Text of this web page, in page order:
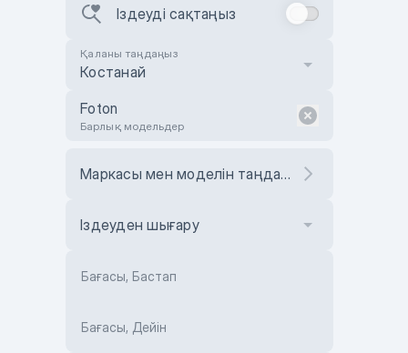
Іздеуді сақтаңыз
Қаланы таңдаңыз
Костанай
Foton
Барлық модельдер
Маркасы мен моделін таңдаңыз
Іздеуден шығару
Бағасы, Бастап
Бағасы, Дейін